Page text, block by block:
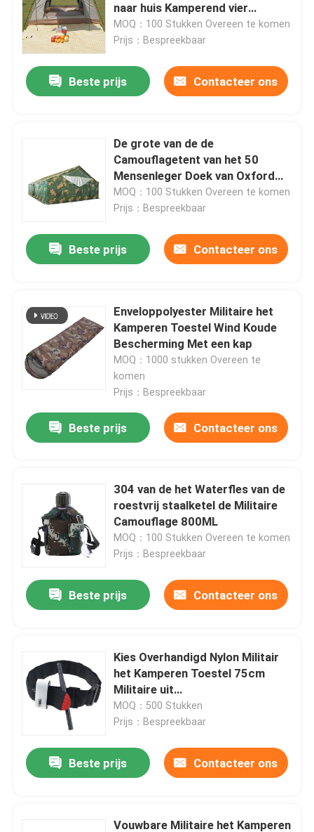
Huis
Ongeveer ons
Fabrieksreis
Kwaliteitscontrole
Verzoek om een Citaat
Militair Eenvormig Gevecht
Militaire Eenvormige Camouflage
Militair Ballistisch Pantser
naar huis Kamperend vier
Opgeruimde Tent dik
MOQ：100 Stukken Overeen te komen
Prijs：Bespreekbaar
Beste prijs Contacteer ons
De grote van de de
Camouflagetent van het 50
Mensenleger Doek van Oxford
Waterdichte
MOQ：100 Stukken Overeen te komen
Prijs：Bespreekbaar
Beste prijs Contacteer ons
Enveloppolyester Militaire het
Kamperen Toestel Wind Koude
Bescherming Met een kap
MOQ：1000 stukken Overeen te
komen
Prijs：Bespreekbaar
Beste prijs Contacteer ons
304 van de het Waterfles van de
roestvrij staalketel de Militaire
Camouflage 800ML
MOQ：100 Stukken Overeen te komen
Prijs：Bespreekbaar
Beste prijs Contacteer ons
Kies Overhandigd Nylon Militair
het Kamperen Toestel 75cm
Militaire uit
Noodsituatietourniquet
MOQ：500 Stukken
Prijs：Bespreekbaar
Beste prijs Contacteer ons
Vouwbare Militaire het Kamperen